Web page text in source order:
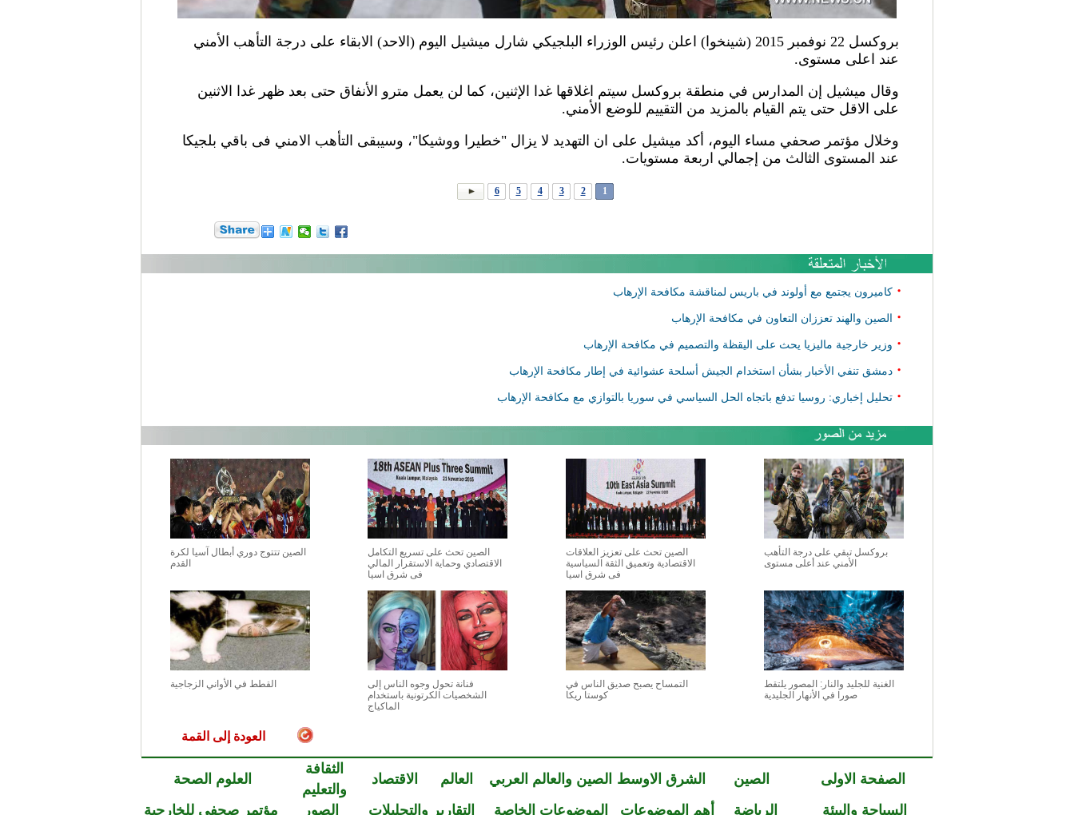
بروكسل 22 نوفمبر 2015 (شينخوا) اعلن رئيس الوزراء البلجيكي شارل ميشيل اليوم (الاحد) الابقاء على درجة التأهب الأمني
عند اعلى مستوى.
وقال ميشيل إن المدارس في منطقة بروكسل سيتم اغلاقها غدا الإثنين، كما لن يعمل مترو الأنفاق حتى بعد ظهر غدا الاثنين
على الاقل حتى يتم القيام بالمزيد من التقييم للوضع الأمني.
وخلال مؤتمر صحفي مساء اليوم، أكد ميشيل على ان التهديد لا يزال "خطيرا ووشيكا"، وسيبقى التأهب الامني فى باقي بلجيكا
عند المستوى الثالث من إجمالي اربعة مستويات.
1
2
3
4
5
6
• كاميرون يجتمع مع أولوند في باريس لمناقشة مكافحة الإرهاب
• الصين والهند تعززان التعاون في مكافحة الإرهاب
• وزير خارجية ماليزيا يحث على اليقظة والتصميم في مكافحة الإرهاب
• دمشق تنفي الأخبار بشأن استخدام الجيش أسلحة عشوائية في إطار مكافحة الإرهاب
• تحليل إخباري: روسيا تدفع باتجاه الحل السياسي في سوريا بالتوازي مع مكافحة الإرهاب
بروكسل تبقي على درجة التأهب
الأمني عند أعلى مستوى
الصين تحث على تعزيز العلاقات
الاقتصادية وتعميق الثقة السياسية
فى شرق اسيا
الصين تحث على تسريع التكامل
الاقتصادي وحماية الاستقرار المالي
فى شرق اسيا
الصين تتتوج دوري أبطال آسيا لكرة
القدم
الغنية للجليد والنار: المصور يلتقط
صورا في الأنهار الجليدية
التمساح يصبح صديق الناس في
كوستا ريكا
فنانة تحول وجوه الناس إلى
الشخصيات الكرتونية باستخدام
الماكياج
القطط في الأواني الزجاجية
العودة إلى القمة
الصفحة الاولى الصين الشرق الاوسط الصين والعالم العربي العالم الاقتصاد
الثقافة
والتعليم
العلوم الصحة
السياحة والبيئة
الرياضة أهم الموضوعات الموضوعات الخاصة التقارير والتحليلات الصور مؤتمر صحفي للخارجية